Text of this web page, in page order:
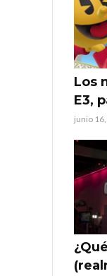
Los
E3,
junio